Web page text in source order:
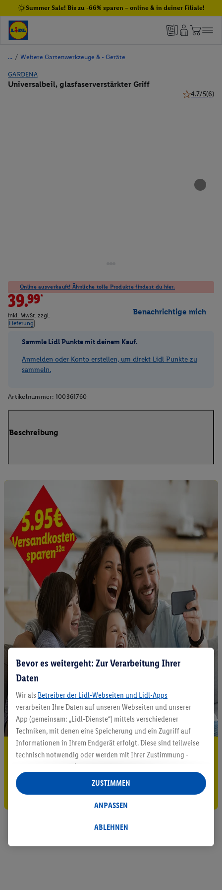
Summer Sale! Bis zu -66% sparen – online & in deiner Filiale!
/ Weitere Gartenwerkzeuge & - Geräte
GARDENA
Universalbeil, glasfaserverstärkter Griff
4.7/5(6)
Online ausverkauft! Ähnliche tolle Produkte findest du hier.
39.99*
inkl. MwSt. zzgl.
Lieferung
Benachrichtige mich
Sammle Lidl Punkte mit deinem Kauf.
Anmelden oder Konto erstellen, um direkt Lidl Punkte zu
sammeln.
Artikelnummer: 100361760
Beschreibung
5.95 € Versand sparen³²ᵃ
Bevor es weitergeht: Zur Verarbeitung Ihrer
Daten
Wir als Betreiber der Lidl-Webseiten und Lidl-Apps
verarbeiten Ihre Daten auf unseren Webseiten und unserer
App (gemeinsam: „Lidl-Dienste“) mittels verschiedener
Techniken, mit denen eine Speicherung und ein Zugriff auf
Informationen in Ihrem Endgerät erfolgt. Diese sind teilweise
technisch notwendig oder werden mit Ihrer Zustimmung -
auch durch Partner (u.a.
Verantwortliche; im Zusammenhang mit dem IAB TCF
insgesamt
Statistik-Erstellung oder für personalisierte Werbung
Datenverarbeitungen für personalisierte Werbung werden
ABLEHNEN
ANPASSEN
ZUSTIMMEN